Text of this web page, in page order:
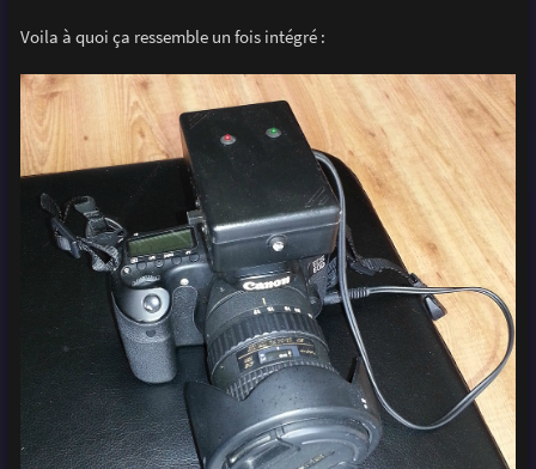
Voila à quoi ça ressemble un fois intégré :